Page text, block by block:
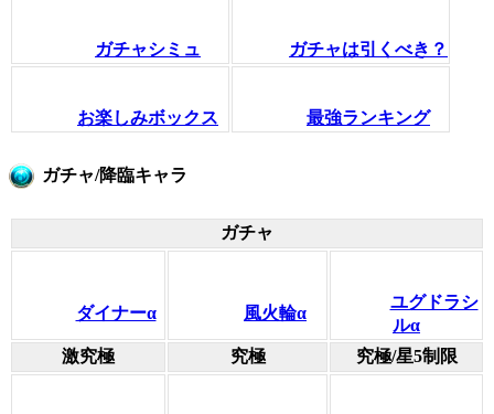
ガチャシミュ ガチャは引くべき？
お楽しみボックス 最強ランキング
ガチャ/降臨キャラ
ガチャ
ダイナーα 風火輪α
ユグドラシ
ルα
激究極
究極 究極/星5制限